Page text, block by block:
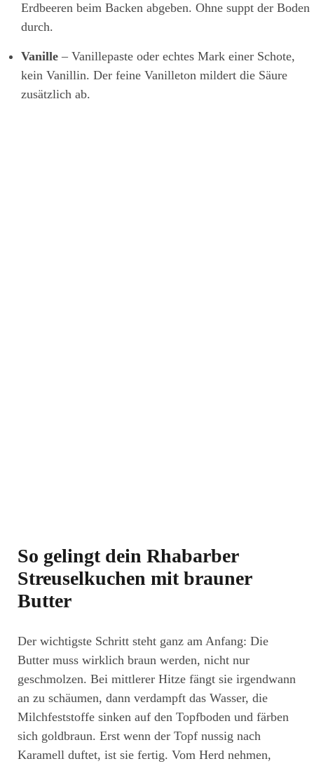
Erdbeeren beim Backen abgeben. Ohne suppt der Boden
durch.
Vanille – Vanillepaste oder echtes Mark einer Schote,
kein Vanillin. Der feine Vanilleton mildert die Säure
zusätzlich ab.
So gelingt dein Rhabarber
Streuselkuchen mit brauner
Butter
Der wichtigste Schritt steht ganz am Anfang: Die
Butter muss wirklich braun werden, nicht nur
geschmolzen. Bei mittlerer Hitze fängt sie irgendwann
an zu schäumen, dann verdampft das Wasser, die
Milchfeststoffe sinken auf den Topfboden und färben
sich goldbraun. Erst wenn der Topf nussig nach
Karamell duftet, ist sie fertig. Vom Herd nehmen,